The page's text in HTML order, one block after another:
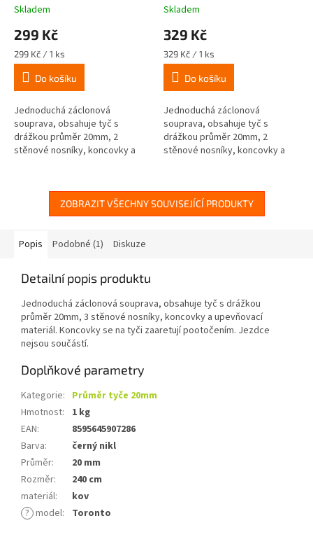
Skladem
299 Kč
Měrná
cena:
299 Kč / 1 ks
Do košíku
Jednoduchá záclonová
souprava, obsahuje tyč s
drážkou průměr 20mm, 2
stěnové nosníky, koncovky a
Jezdce nejsou...
Skladem
329 Kč
Měrná
cena:
329 Kč / 1 ks
Do košíku
Jednoduchá záclonová
souprava, obsahuje tyč s
drážkou průměr 20mm, 2
stěnové nosníky, koncovky a
Jezdce nejsou...
ZOBRAZIT VŠECHNY SOUVISEJÍCÍ PRODUKTY
Popis Podobné (1) Diskuze
Detailní popis produktu
Jednoduchá záclonová souprava, obsahuje tyč s drážkou
průměr 20mm, 3 stěnové nosníky, koncovky a upevňovací
materiál. Koncovky se na tyči zaaretují pootočením. Jezdce
nejsou součástí.
Doplňkové parametry
Kategorie: Průměr tyče 20mm
Hmotnost:
1 kg
EAN:
8595645907286
Barva:
černý nikl
Průměr:
20 mm
Rozměr:
240 cm
materiál:
kov
? model: Toronto